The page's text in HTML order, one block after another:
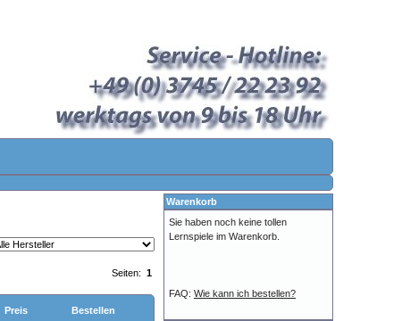
Seiten: 1
Preis Bestellen
Warenkorb
Sie haben noch keine tollen
Lernspiele im Warenkorb.
FAQ: Wie kann ich bestellen?